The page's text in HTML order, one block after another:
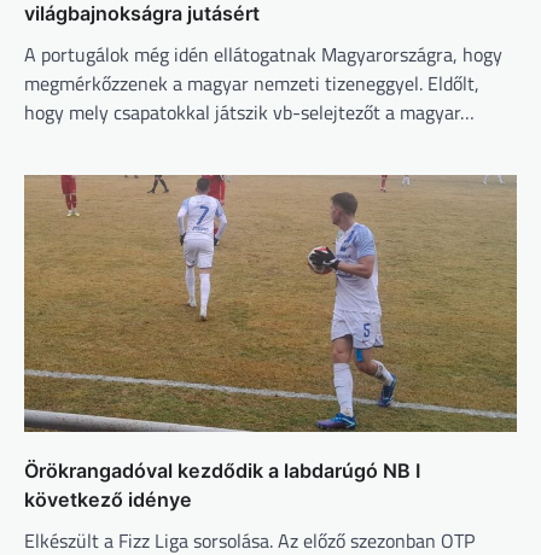
világbajnokságra jutásért
A portugálok még idén ellátogatnak Magyarországra, hogy
megmérkőzzenek a magyar nemzeti tizeneggyel. Eldőlt,
hogy mely csapatokkal játszik vb-selejtezőt a magyar…
Örökrangadóval kezdődik a labdarúgó NB I
következő idénye
Elkészült a Fizz Liga sorsolása. Az előző szezonban OTP